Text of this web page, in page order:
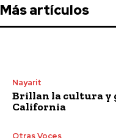
Más artículos
Nayarit
Brillan la cultura y
California
Otras Voces